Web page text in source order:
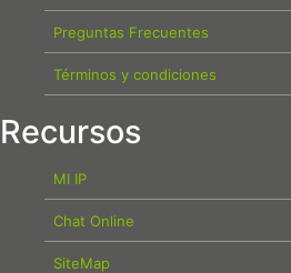
Preguntas Frecuentes
Términos y condiciones
Recursos
MI IP
Chat Online
SiteMap